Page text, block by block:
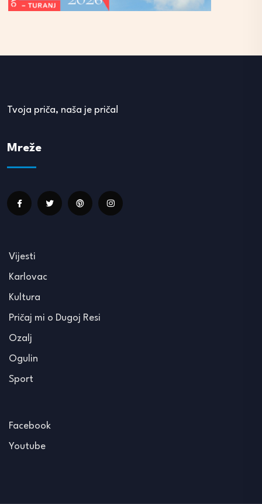
Tvoja priča, naša je priča!
Mreže
Vijesti
Karlovac
Kultura
Pričaj mi o Dugoj Resi
Ozalj
Ogulin
Sport
Facebook
Youtube